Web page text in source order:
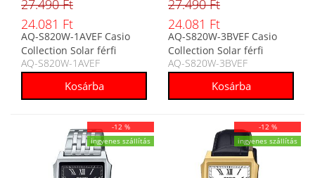
27.490 Ft
24.081 Ft
AQ-S820W-1AVEF Casio
Collection Solar férfi
analóg-digitális karóra
AQ-S820W-1AVEF
27.490 Ft
24.081 Ft
AQ-S820W-3BVEF Casio
Collection Solar férfi
analóg-digitális karóra
AQ-S820W-3BVEF
-12 %
ingyenes szállítás
-12 %
ingyenes szállítás